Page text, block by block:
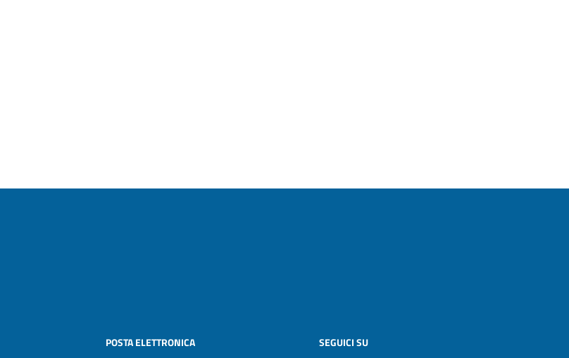
POSTA ELETTRONICA SEGUICI SU